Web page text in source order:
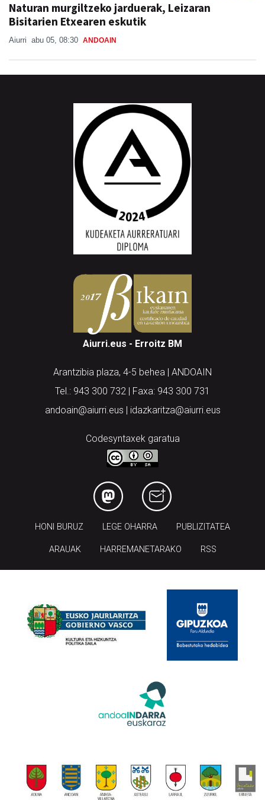
Naturan murgiltzeko jarduerak, Leizaran
Bisitarien Etxearen eskutik
Aiurri abu 05, 08:30 ANDOAIN
Aiurri.eus - Erroitz BM
Arantzibia plaza, 4-5 behea | ANDOAIN
Tel.: 943 300 732 | Faxa: 943 300 731
andoain@aiurri.eus | idazkaritza@aiurri.eus
Codesyntaxek garatua
HONI BURUZ LEGE OHARRA PUBLIZITATEA
ARAUAK HARREMANETARAKO RSS